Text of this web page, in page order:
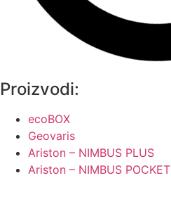
Proizvodi:
ecoBOX
Geovaris
Ariston – NIMBUS PLUS
Ariston – NIMBUS POCKET